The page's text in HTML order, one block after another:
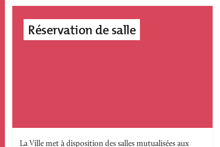
Réservation de salle
Texte
La Ville met à disposition des salles mutualisées aux